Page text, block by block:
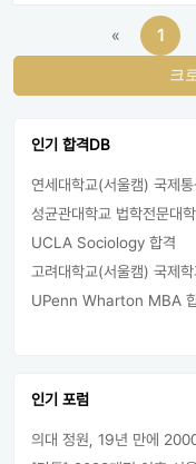
« 1
크
인기 합격DB
연세대학교(서울캠) 국제
성균관대학교 법학전문대
UCLA Sociology 합격
고려대학교(서울캠) 국제
UPenn Wharton MBA
인기 포럼
의대 정원, 19년 만에